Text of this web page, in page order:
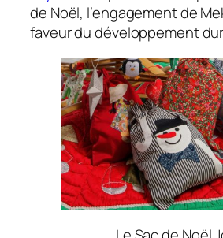
de Noël, l’engagement de
faveur du développement